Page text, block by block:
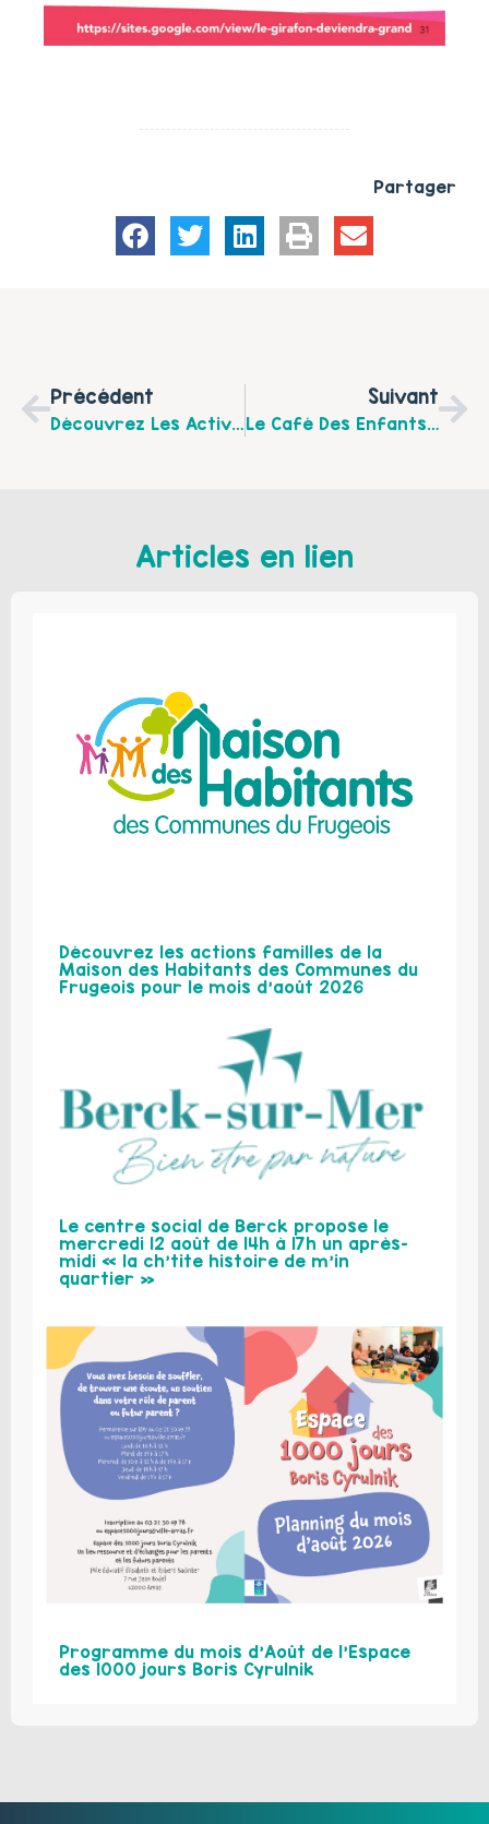
Partager
Précédent
Découvrez Les Activités Familles Du Centre Social Marlborough, De Septembre À Décembre 2018
Suivant
Le Café Des Enfants « Marelle Et Ricochet » Organise LA RUE AUX ENFANTS Le 08 Septembre 2018
Articles en lien
Découvrez les actions familles de la
Maison des Habitants des Communes du
Frugeois pour le mois d’août 2026
Le centre social de Berck propose le
mercredi 12 août de 14h à 17h un après-
midi « la ch’tite histoire de m’in
quartier »
Programme du mois d’Août de l’Espace
des 1000 jours Boris Cyrulnik